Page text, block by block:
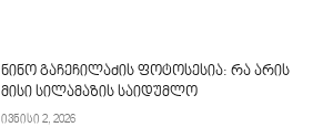
ნინო გაჩეჩილაძის ფოტოსესია: რა არის
მისი სილამაზის საიდუმლო
ივნისი 2, 2026